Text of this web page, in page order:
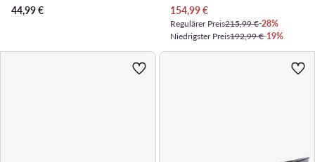
44,99€
Aktueller Preis
154,99€
Regulärer Preis215,99 €-28%
Niedrigster Preis192,99 €-19%